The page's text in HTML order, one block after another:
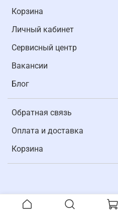
Корзина
Личный кабинет
Cервисный центр
Вакансии
Блог
Обратная связь
Оплата и доставка
Корзина